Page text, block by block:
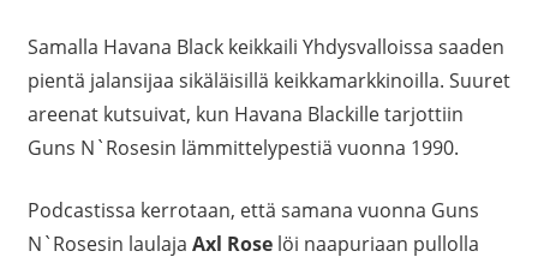
Samalla Havana Black keikkaili Yhdysvalloissa saaden
pientä jalansijaa sikäläisillä keikkamarkkinoilla. Suuret
areenat kutsuivat, kun Havana Blackille tarjottiin
Guns N`Rosesin lämmittelypestiä vuonna 1990.
Podcastissa kerrotaan, että samana vuonna Guns
N`Rosesin laulaja Axl Roselöi naapuriaan pullolla